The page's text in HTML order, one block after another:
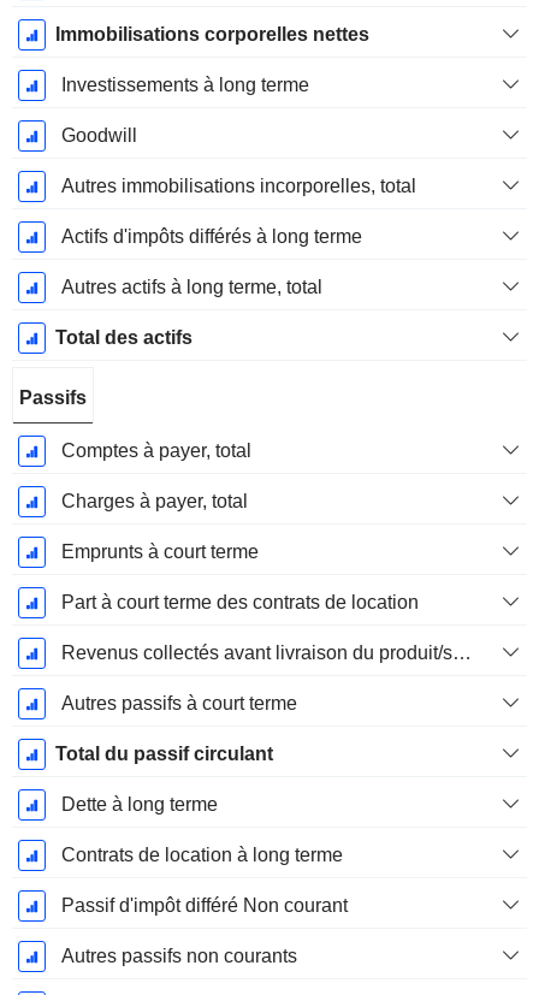
Immobilisations corporelles nettes
Investissements à long terme
Goodwill
Autres immobilisations incorporelles, total
Actifs d'impôts différés à long terme
Autres actifs à long terme, total
Total des actifs
Passifs
Comptes à payer, total
Charges à payer, total
Emprunts à court terme
Part à court terme des contrats de location
Revenus collectés avant livraison du produit/service
Autres passifs à court terme
Total du passif circulant
Dette à long terme
Contrats de location à long terme
Passif d'impôt différé Non courant
Autres passifs non courants